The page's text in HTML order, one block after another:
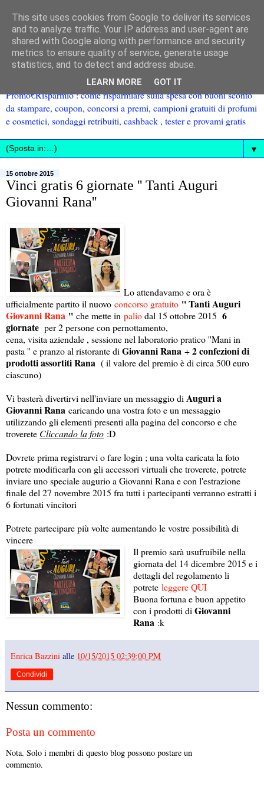
Promo€Risparmio : come risparmiare sulla spesa con buoni sconto
da stampare, coupon, concorsi a premi, campioni gratuiti di profumi
e cosmetici, sondaggi retribuiti, cashback , tester e provami gratis
▼
15 ottobre 2015
Vinci gratis 6 giornate '' Tanti Auguri
Giovanni Rana''
Lo attendavamo e ora è
ufficialmente partito il nuovo concorso gratuito '' Tanti Auguri
Giovanni Rana '' che mette in paliodal 15 ottobre 2015 6
giornate per 2 persone con pernottamento,
cena, visita aziendale , sessione nel laboratorio pratico ''Mani in
pasta '' e pranzo al ristorante di Giovanni Rana +2 confezioni di
prodotti assortiti Rana ( il valore del premio è di circa 500 euro
ciascuno)
Vi basterà divertirvi nell'inviare un messaggio di Auguri a
Giovanni Rana caricando una vostra foto e un messaggio
utilizzando gli elementi presenti alla pagina del concorso e che
troverete Cliccando la foto :D
Dovrete prima registrarvi o fare login ; una volta caricata la foto
potrete modificarla con gli accessori virtuali che troverete, potrete
inviare uno speciale augurio a Giovanni Rana e con l'estrazione
finale del 27 novembre 2015 fra tutti i partecipanti verranno estratti i
6 fortunati vincitori
Potrete partecipare più volte aumentando le vostre possibilità di
vincere
Il premio sarà usufruibile nella
giornata del 14 dicembre 2015 e i
dettagli del regolamento li
potrete leggere QUI
Buona fortuna e buon appetito
con i prodotti di Giovanni
Rana :k
Enrica Bazzini alle 10/15/2015 02:39:00 PM
Condividi
Nessun commento:
Posta un commento
Nota. Solo i membri di questo blog possono postare un
commento.
This site uses cookies from Google to deliver its services
and to analyze traffic. Your IP address and user-agent are
shared with Google along with performance and security
metrics to ensure quality of service, generate usage
statistics, and to detect and address abuse.
LEARN MORE GOT IT